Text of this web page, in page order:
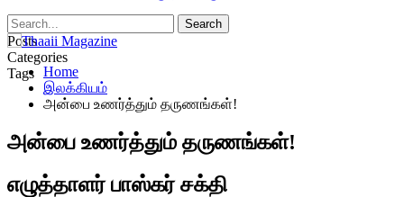
Posts
Categories
Tags Home
இலக்கியம்
அன்பை உணர்த்தும் தருணங்கள்!
அன்பை உணர்த்தும் தருணங்கள்!
எழுத்தாளர் பாஸ்கர் சக்தி